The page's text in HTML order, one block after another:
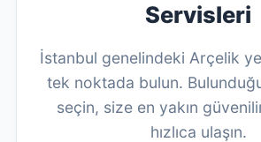
Servisleri
İstanbul genelindeki Arçelik
tek noktada bulun.
seçin, size en yakın
hızlıca ulaşın.